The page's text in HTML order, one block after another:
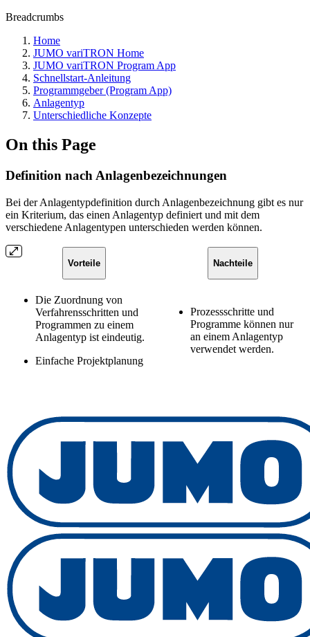
Breadcrumbs
Home
JUMO variTRON Home
JUMO variTRON Program App
Schnellstart-Anleitung
Programmgeber (Program App)
Anlagentyp
Unterschiedliche Konzepte
On this Page
Definition nach Anlagenbezeichnungen
Bei der Anlagentypdefinition durch Anlagenbezeichnung gibt es nur
ein Kriterium, das einen Anlagentyp definiert und mit dem
verschiedene Anlagentypen unterschieden werden können.
Vorteile Nachteile
Die Zuordnung von
Verfahrensschritten und
Programmen zu einem
Anlagentyp ist eindeutig.
Einfache Projektplanung
Prozessschritte und
Programme können nur
an einem Anlagentyp
verwendet werden.